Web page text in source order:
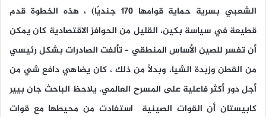
الشعبي بسرية حماية قوامها 170 جنديًا) ، هذه الخطوة قدم
قطيعة في سياسة بكين، القليل من الحوافز الاقتصادية كان يمكن
أن تفسر للصين الأساس المنطقي – تألفت الصادرات بشكل رئيسي
من القطن وزبدة الشيا، وبدلاً من ذلك ، كان يضاهي دافع شي من
أجل دور أكثر فاعلية على المسرح العالمي. يلاحظ الباحث جان بيير
كابيستان أن القوات الصينية استفادت من محيطها مع قوات